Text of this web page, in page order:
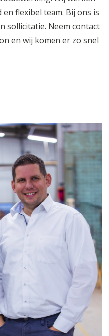
flexibel team. Bij ons is
sollicitatie. Neem contact
en wij komen er zo snel